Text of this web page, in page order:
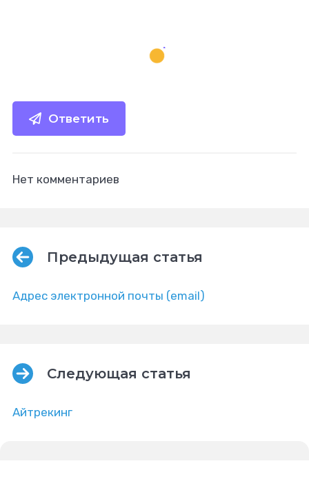
Ответить
Нет комментариев
Предыдущая статья
Адрес электронной почты (email)
Следующая статья
Айтрекинг